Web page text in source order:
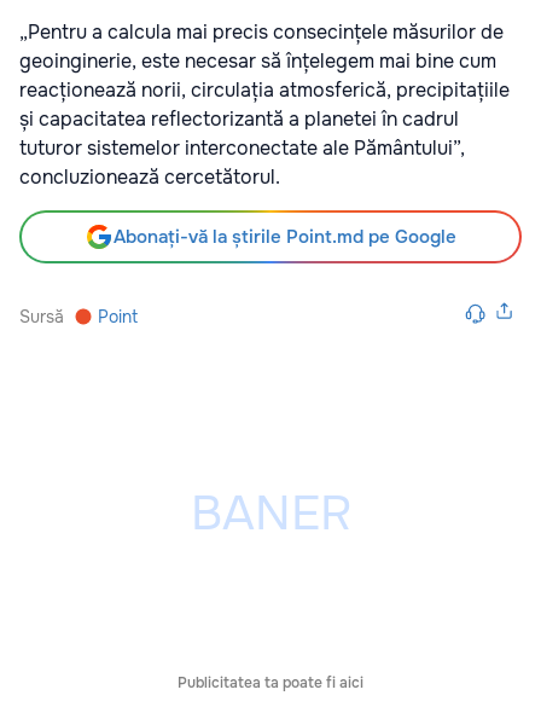
„Pentru a calcula mai precis consecințele măsurilor de
geoinginerie, este necesar să înțelegem mai bine cum
reacționează norii, circulația atmosferică, precipitațiile
și capacitatea reflectorizantă a planetei în cadrul
tuturor sistemelor interconectate ale Pământului”,
concluzionează cercetătorul.
Abonați-vă la știrile Point.md pe Google
Sursă Point
Publicitatea ta poate fi aici